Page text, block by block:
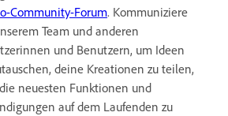
Community-Forum. Kommuniziere
Team und anderen
und Benutzern, um Ideen
deine Kreationen zu teilen,
neuesten Funktionen und
auf dem Laufenden zu